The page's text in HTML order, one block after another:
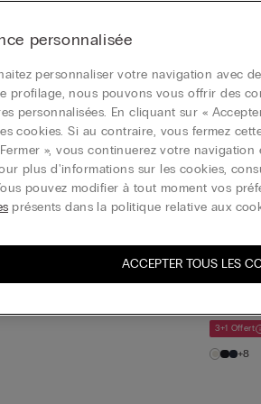
doux filés
longues avec cachemire
Nouveau
T-shirt
39,90 €
3+1 Offert
+21
Col
3+1 Offert
+8
personnalisée
personnaliser votre navigation avec
profilage, nous pouvons vous offrir des
personnalisées. En cliquant sur «
cookies. Si au contraire, vous fermez
», vous continuerez votre navigation
plus d'informations sur les cookies,
pouvez modifier à tout moment vos
présents dans la politique relative aux
ACCEPTER TOUS LES